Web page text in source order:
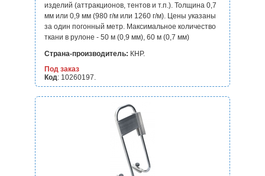
изделий (аттракционов, тентов и т.п.). Толщина 0,7
мм или 0,9 мм (980 г/м или 1260 г/м). Цены указаны
за один погонный метр. Максимальное количество
ткани в рулоне - 50 м (0,9 мм), 60 м (0,7 мм)
Страна-производитель: КНР.
Под заказ
Код: 10260197.